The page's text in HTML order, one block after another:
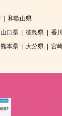
和歌山県
山口県 徳島県 香
熊本県 大分県 宮